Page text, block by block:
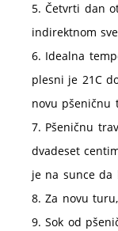
5. Četvrti dan
indirektnom
6. Idealna
plesni je 21C
novu pšeničnu
7. Pšeničnu
dvadeset
je na sunce da
8. Za novu
9. Sok od